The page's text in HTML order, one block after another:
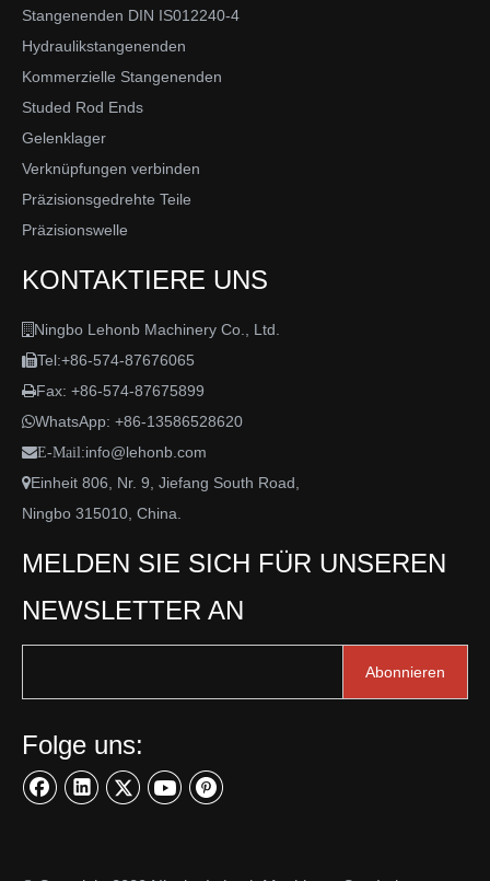
Stangenenden DIN IS012240-4
Hydraulikstangenenden
Kommerzielle Stangenenden
Studed Rod Ends
Gelenklager
Verknüpfungen verbinden
Präzisionsgedrehte Teile
Präzisionswelle
KONTAKTIERE UNS
 Ningbo Lehonb Machinery Co., Ltd.
Tel:+86-574-87676065
Fax: +86-574-87675899
WhatsApp: +86-13586528620
E-Mail:info@lehonb.com
Einheit 806, Nr. 9, Jiefang South Road,
Ningbo 315010, China.
MELDEN SIE SICH FÜR UNSEREN
NEWSLETTER AN
Abonnieren
Folge uns: